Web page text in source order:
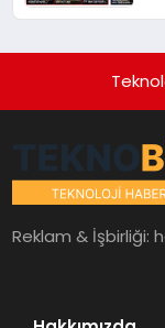
Reklam & İşbirliği: